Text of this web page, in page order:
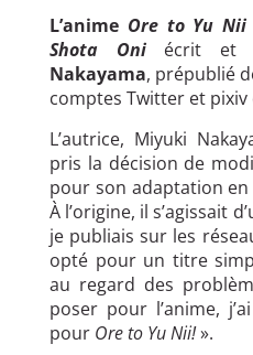
L’anime Ore to Yu Nii
Shota Oniécrit et
Nakayama, prépublié
comptes Twitter et pixiv
L’autrice, Miyuki
pris la décision de
pour son adaptation en
À l’origine, il s’agissait
je publiais sur les
opté pour un titre
au regard des
poser pour l’anime,
pour Ore to Yu Nii!».